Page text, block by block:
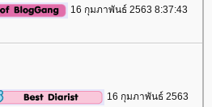
16 กุมภาพันธ์ 2563 8:37:43
16 กุมภาพันธ์ 2563